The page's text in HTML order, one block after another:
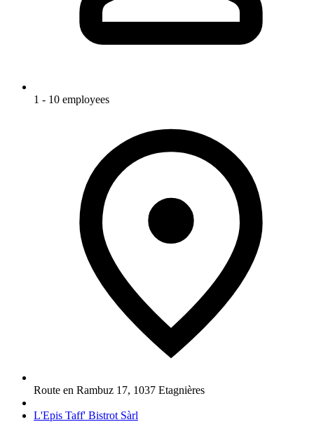
1 - 10 employees
Route en Rambuz 17, 1037 Etagnières
L'Epis Taff' Bistrot Sàrl